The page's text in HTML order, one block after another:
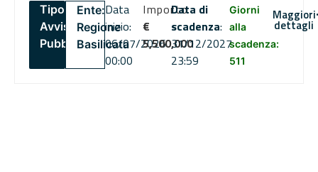
Tipo:
Avviso
Pubblico
Ente:
Regione
Basilicata
Data
inizio:
06/07/2026
00:00
Importo
€
5,500,000
Data di
scadenza:
31/12/2027
23:59
Giorni
alla
scadenza:
511
Maggiori
dettagli